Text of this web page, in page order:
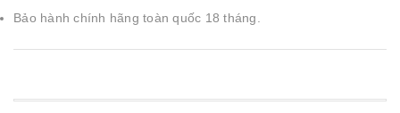
Bảo hành chính hãng toàn quốc 18 tháng.